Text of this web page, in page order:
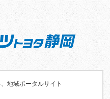
地域ポータルサイト